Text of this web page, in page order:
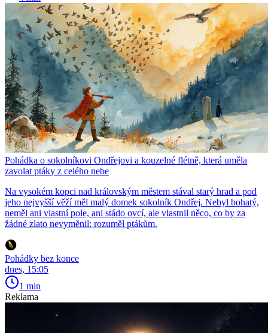
Pohádka o sokolníkovi Ondřejovi a kouzelné flétně, která uměla
zavolat ptáky z celého nebe
Na vysokém kopci nad královským městem stával starý hrad a pod
jeho nejvyšší věží měl malý domek sokolník Ondřej. Nebyl bohatý,
neměl ani vlastní pole, ani stádo ovcí, ale vlastnil něco, co by za
žádné zlato nevyměnil: rozuměl ptákům.
Pohádky bez konce
dnes, 15:05
1 min
Reklama